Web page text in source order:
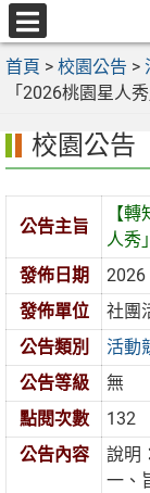
跳
至
主
區
選
單
首頁 > 校園公告 >
「2026桃園星人
校園公告
公告主旨
【
人秀
發佈日期
2026
發佈單位
社團
公告類別
活動
公告等級
無
點閱次數
132
公告內容
說明：
一、